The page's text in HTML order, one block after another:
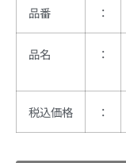
品番 ：
品名 ：
税込価格 ：